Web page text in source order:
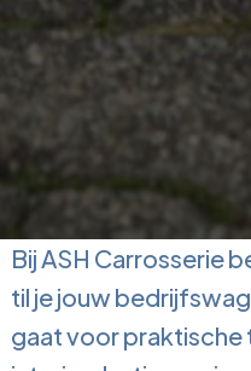
Bij ASH Carrosserie
til je jouw
gaat voor